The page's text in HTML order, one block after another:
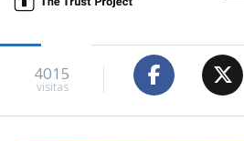
4015
visitas